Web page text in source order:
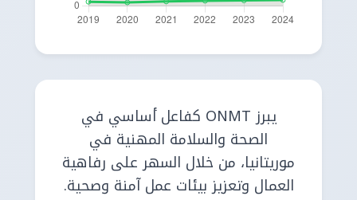
يبرز ONMT كفاعل أساسي في
الصحة والسلامة المهنية في
موريتانيا، من خلال السهر على رفاهية
العمال وتعزيز بيئات عمل آمنة وصحية.